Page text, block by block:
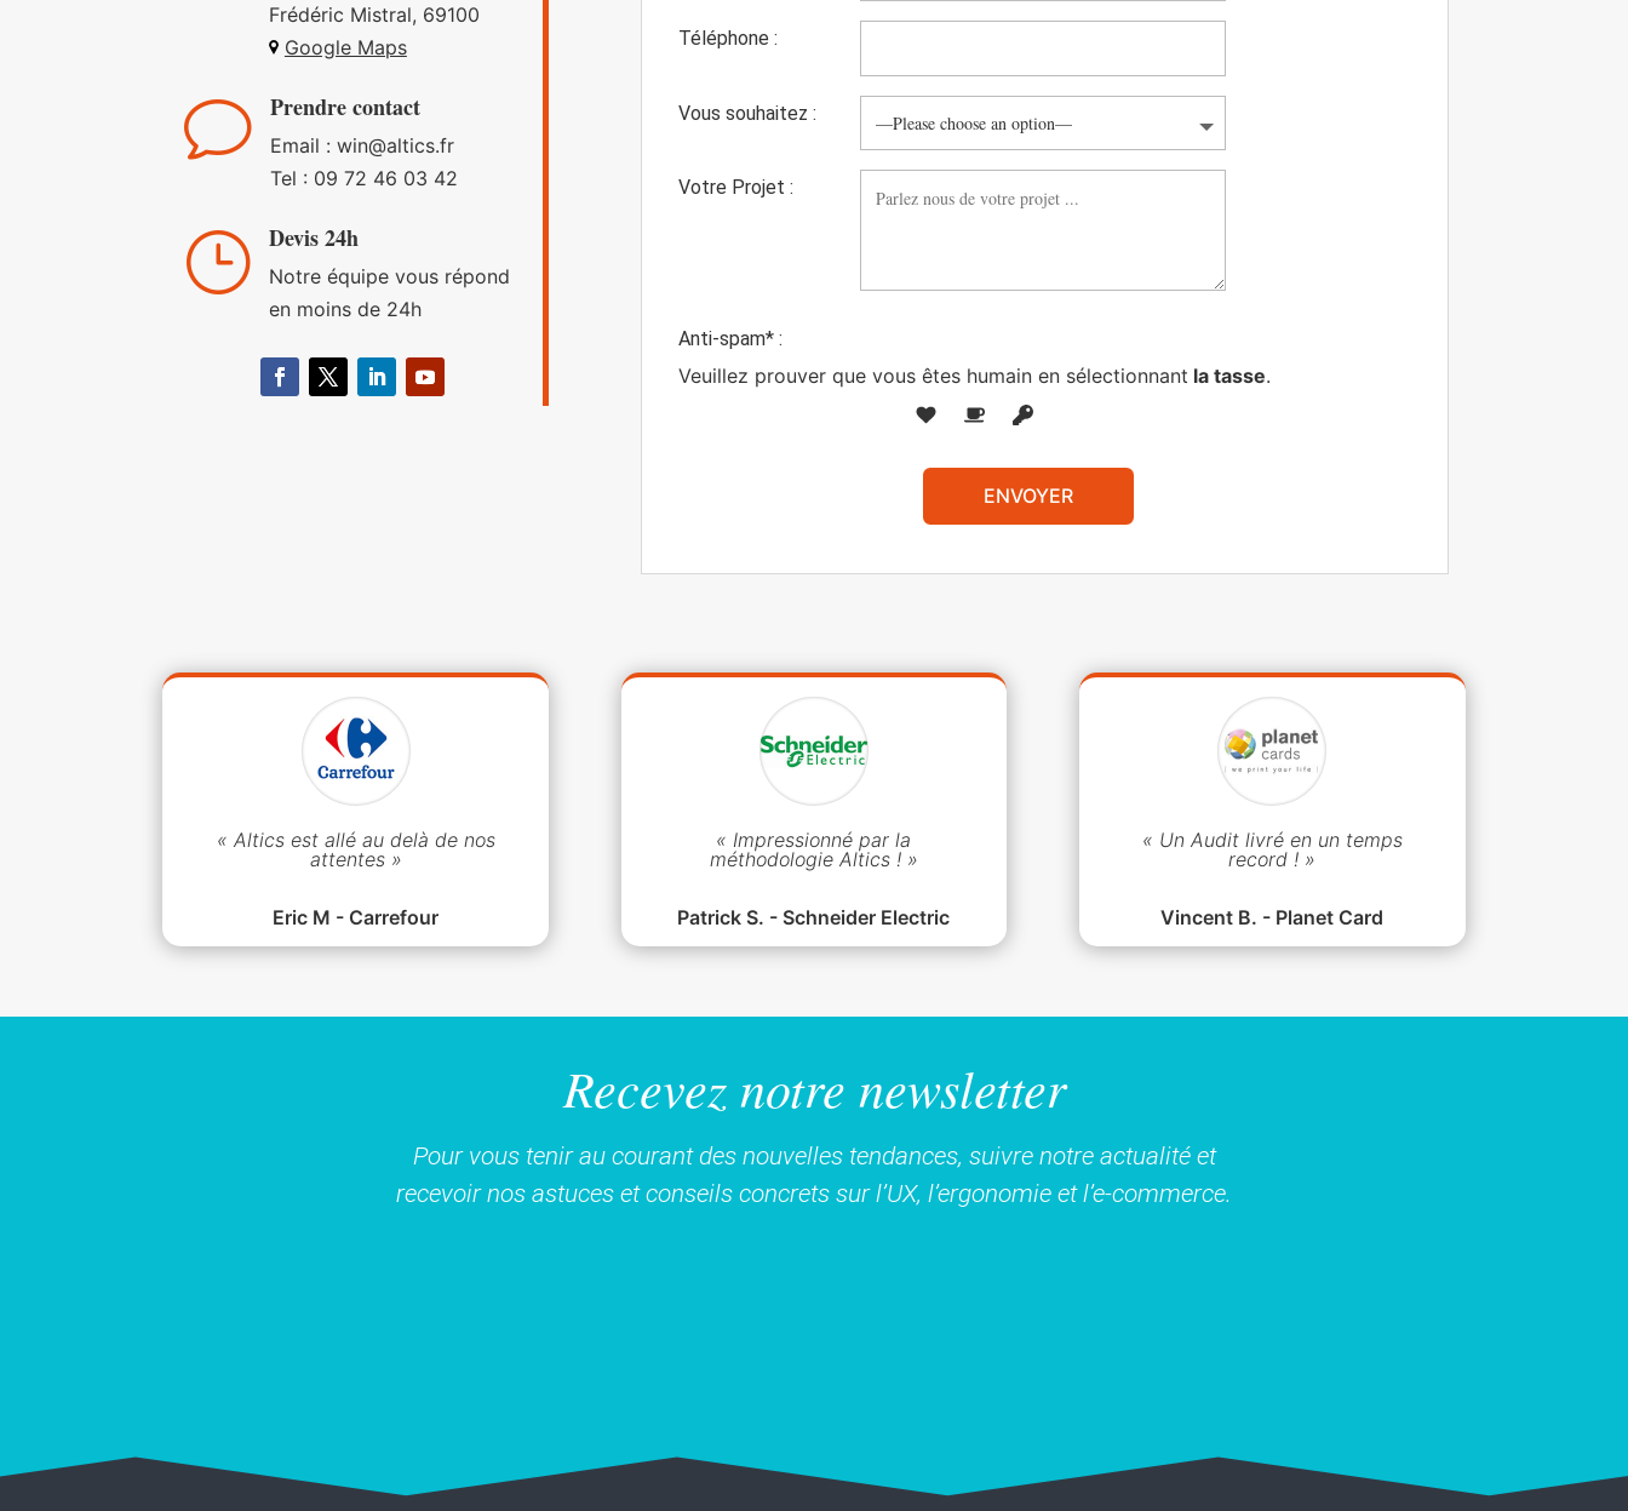
Frédéric Mistral, 69100
Google Maps
v Prendre contact
Email : win@altics.fr
Tel : 09 72 46 03 42
} Devis 24h
Notre équipe vous répond
en moins de 24h
Téléphone :
Vous souhaitez :
Votre Projet :
Anti-spam* :
Veuillez prouver que vous êtes humain en sélectionnant la tasse.
ENVOYER
« Altics est allé au delà de nos
attentes »
Eric M - Carrefour
« Impressionné par la
méthodologie Altics ! »
Patrick S. - Schneider Electric
« Un Audit livré en un temps
record ! »
Vincent B. - Planet Card
Recevez notre newsletter
Pour vous tenir au courant des nouvelles tendances, suivre notre actualité et
recevoir nos astuces et conseils concrets sur l’UX, l’ergonomie et l’e-commerce.